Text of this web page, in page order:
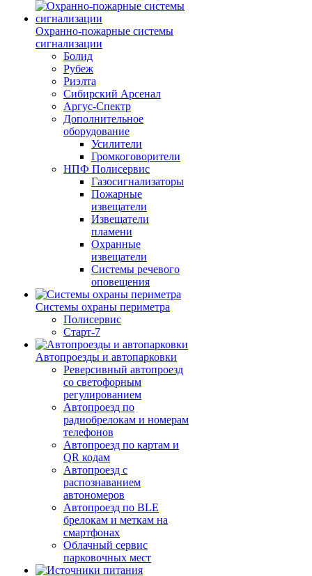
Охранно-пожарные системы
сигнализации
Болид
Рубеж
Риэлта
Сибирский Арсенал
Аргус-Спектр
Дополнительное
оборудование
Усилители
Громкоговорители
НПФ Полисервис
Газосигнализаторы
Пожарные
извещатели
Извещатели
пламени
Охранные
извещатели
Системы речевого
оповещения
Системы охраны периметра
Полисервис
Старт-7
Автопроезды и автопарковки
Реверсивный автопроезд
со светофорным
регулированием
Автопроезд по
радиобрелокам и номерам
телефонов
Автопроезд по картам и
QR кодам
Автопроезд с
распознаванием
автономеров
Автопроезд по BLE
брелокам и меткам на
смартфонах
Облачный сервис
парковочных мест